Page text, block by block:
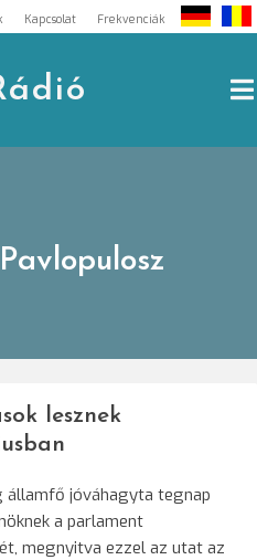
Kapcsolat Frekvenciák
lesznek
jóváhagyta tegnap
a parlament
megnyitva ezzel az utat az